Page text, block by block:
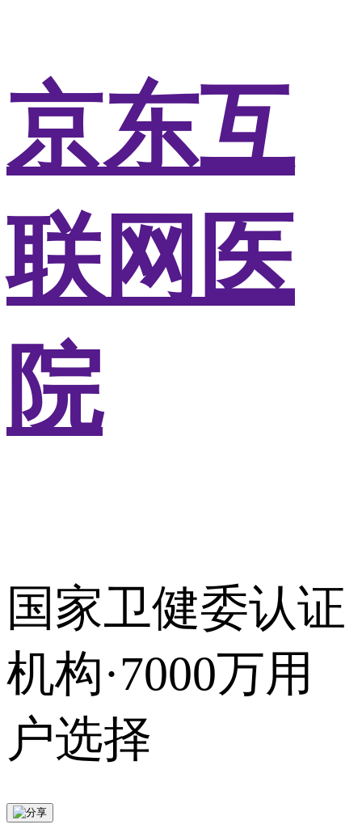
京东互
联网医
院
国家卫健委认证
机构·7000万用
户选择